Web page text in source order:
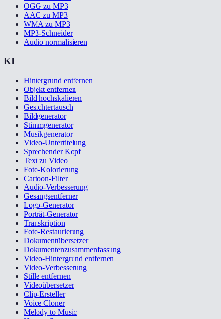
OGG zu MP3
AAC zu MP3
WMA zu MP3
MP3-Schneider
Audio normalisieren
KI
Hintergrund entfernen
Objekt entfernen
Bild hochskalieren
Gesichtertausch
Bildgenerator
Stimmgenerator
Musikgenerator
Video-Untertitelung
Sprechender Kopf
Text zu Video
Foto-Kolorierung
Cartoon-Filter
Audio-Verbesserung
Gesangsentferner
Logo-Generator
Porträt-Generator
Transkription
Foto-Restaurierung
Dokumentübersetzer
Dokumentenzusammenfassung
Video-Hintergrund entfernen
Video-Verbesserung
Stille entfernen
Videoübersetzer
Clip-Ersteller
Voice Cloner
Melody to Music